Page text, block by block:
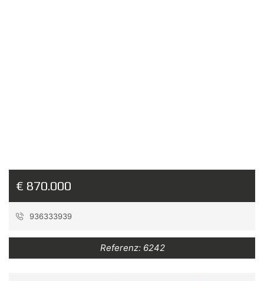
€ 870.000
936333939
Referenz: 6242